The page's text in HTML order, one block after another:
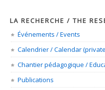
LA RECHERCHE / THE
Événements / Events
Calendrier / Calendar
Chantier pédagogique /
Publications